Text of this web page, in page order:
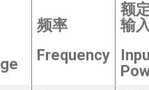
频率
Frequency
额
输